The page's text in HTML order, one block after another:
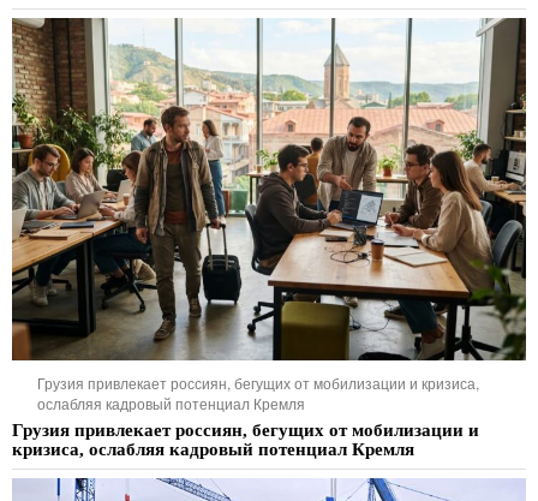
Грузия привлекает россиян, бегущих от мобилизации и кризиса,
ослабляя кадровый потенциал Кремля
Грузия привлекает россиян, бегущих от мобилизации и
кризиса, ослабляя кадровый потенциал Кремля